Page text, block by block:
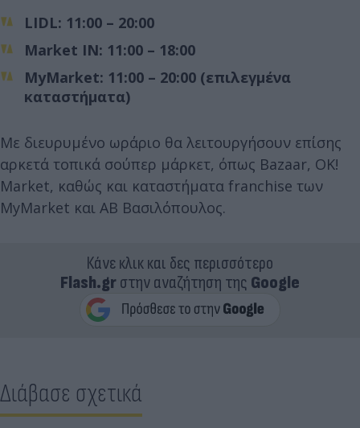
LIDL: 11:00 – 20:00
Market IN: 11:00 – 18:00
MyMarket: 11:00 – 20:00 (επιλεγμένα
καταστήματα)
Με διευρυμένο ωράριο θα λειτουργήσουν επίσης
αρκετά τοπικά σούπερ μάρκετ, όπως Bazaar, OK!
Market, καθώς και καταστήματα franchise των
MyMarket και ΑΒ Βασιλόπουλος.
Κάνε κλικ και δες περισσότερο
Flash.grστην αναζήτηση της Google
Διάβασε σχετικά